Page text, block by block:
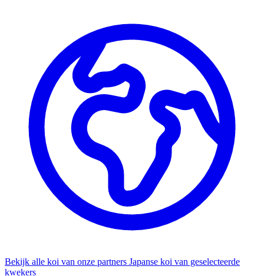
Bekijk alle koi van onze partners Japanse koi van geselecteerde
kwekers